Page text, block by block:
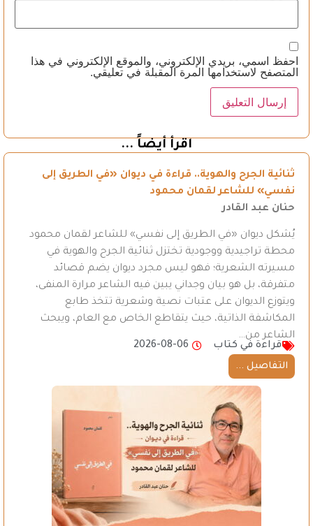
احفظ اسمي، بريدي الإلكتروني، والموقع الإلكتروني في هذا
المتصفح لاستخدامها المرة المقبلة في تعليقي.
اقرأ أيضاً ...
ثنائية الجرح والهوية.. قراءة في ديوان «في الطريق إلى
نفسي» للشاعر لقمان محمود
حنان عبد القادر
يُشكل ديوان «في الطريق إلى نفسي» للشاعر لقمان محمود
محطة تراجيدية ووجودية تختزل ثنائية الجرح والهوية في
مسيرته الشعرية؛ فهو ليس مجرد ديوان يضم قصائد
متفرقة، بل هو بيان وجداني يبين فيه الشاعر مرارة المنفى،
ويتوزع الديوان على عتبات نصية وشعرية تتخذ طابع
المكاشفة الذاتية، حيث يتقاطع الخاص مع العام، ويبحث
الشاعر من…
قراءة في كتاب
2026-08-06
التفاصيل ...